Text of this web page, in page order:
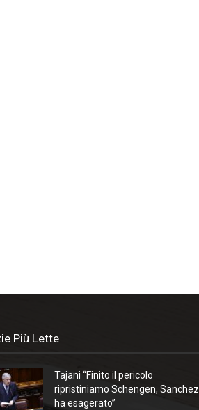
Più Lette
Tajani “Finito il pericolo
ripristiniamo Schengen, Sanchez
ha esagerato”